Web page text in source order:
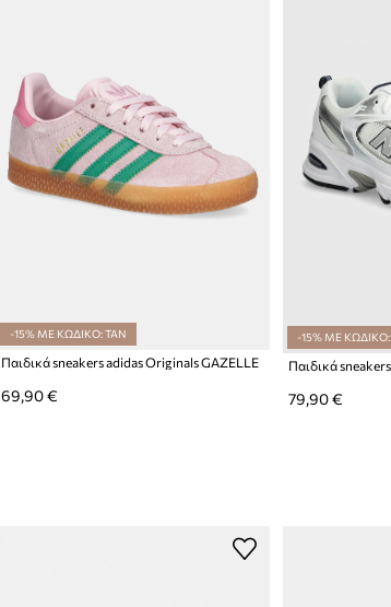
-15% ΜΕ ΚΩΔΙΚΟ: TAN
Παιδικά sneakers adidas Originals GAZELLE
69,90 €
-15% ΜΕ ΚΩΔΙΚΟ:
Παιδικά
79,90 €